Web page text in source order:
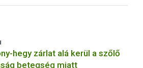
hegy zárlat alá kerül a szőlő
betegség miatt